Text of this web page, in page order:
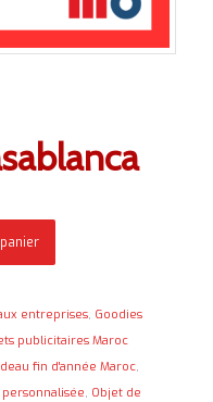
entreprises, Goodies
publicitaires Maroc
fin d'année Maroc,
, Objet de